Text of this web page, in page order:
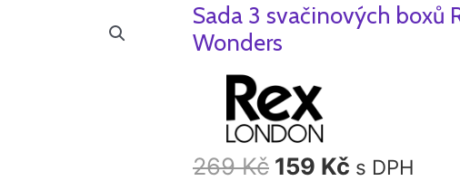
Sada 3 svačinových boxů
Wonders
269Kč
Původní
cena
byla:
269 Kč.
159 Kč
Aktuální
s DPH
Sada
3
boxů
London
Wonders